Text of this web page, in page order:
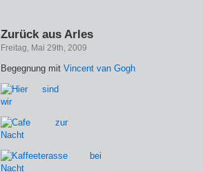
Zurück aus Arles
Freitag, Mai 29th, 2009
Begegnung mit Vincent van Gogh